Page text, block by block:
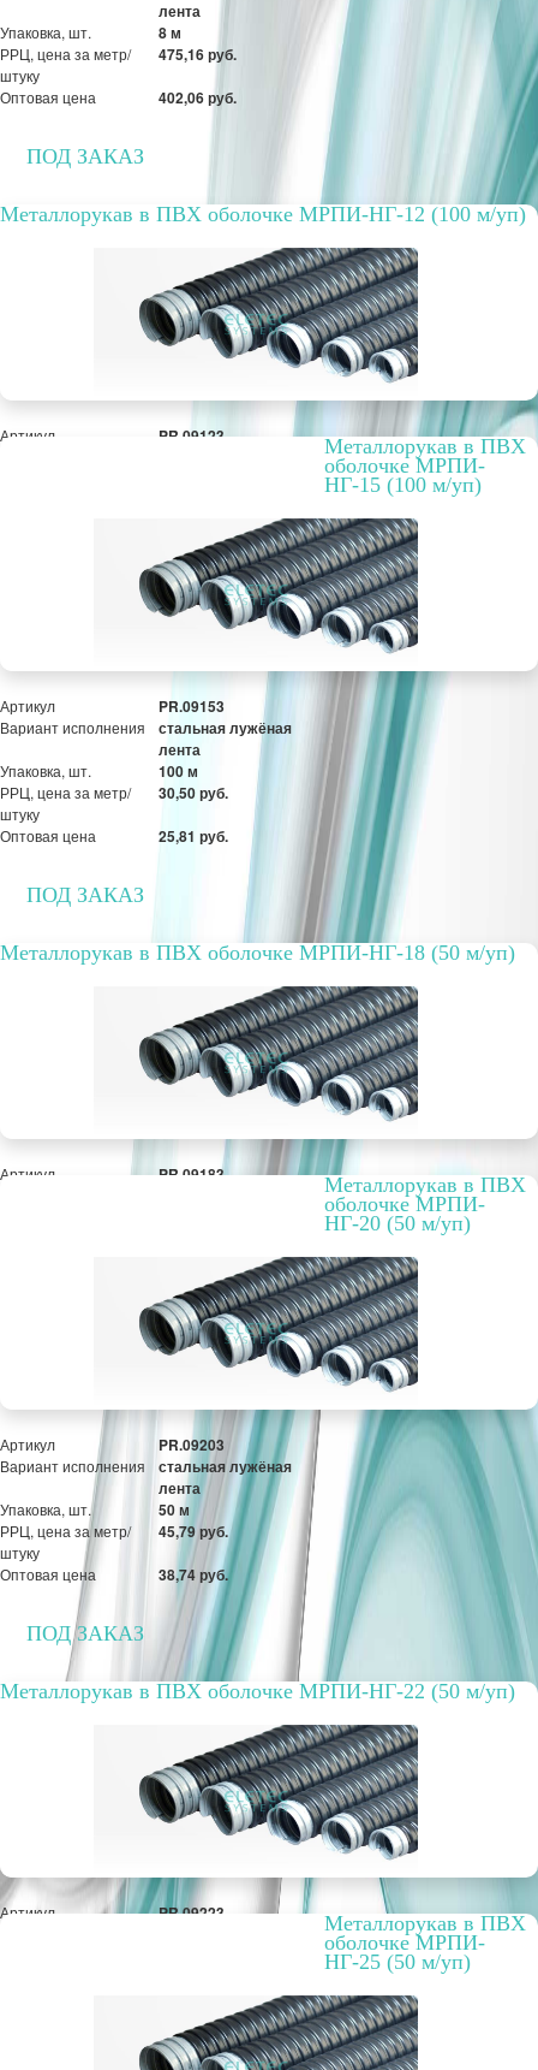
лента
Упаковка, шт. 8 м
РРЦ, цена за метр/
штуку
475,16 руб.
Оптовая цена 402,06 руб.
ПОД ЗАКАЗ
Металлорукав в ПВХ оболочке МРПИ-НГ-12 (100 м/уп)
Артикул PR.09123
22,17 руб.
ПОД ЗАКАЗ
Металлорукав в ПВХ
оболочке МРПИ-
НГ-15 (100 м/уп)
Артикул PR.09153
Вариант исполнения
стальная лужёная
лента
Упаковка, шт. 100 м
РРЦ, цена за метр/
штуку
30,50 руб.
Оптовая цена 25,81 руб.
ПОД ЗАКАЗ
Металлорукав в ПВХ оболочке МРПИ-НГ-18 (50 м/уп)
Артикул PR.09183
35,84 руб.
Металлорукав в ПВХ
оболочке МРПИ-
НГ-20 (50 м/уп)
Артикул PR.09203
Вариант исполнения
стальная лужёная
лента
Упаковка, шт. 50 м
РРЦ, цена за метр/
штуку
45,79 руб.
Оптовая цена 38,74 руб.
ПОД ЗАКАЗ
Металлорукав в ПВХ оболочке МРПИ-НГ-22 (50 м/уп)
Артикул PR.09223
42,52 руб.
Металлорукав в ПВХ
оболочке МРПИ-
НГ-25 (50 м/уп)